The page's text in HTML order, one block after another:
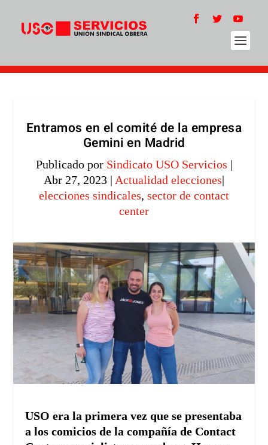
Entramos en el comité de la empresa
Gemini en Madrid
Publicado por Sindicato USO Servicios |
Abr 27, 2023 | Actualidad elecciones|
elecciones sindicales, sector de contact
center
USO era la primera vez que se presentaba
a los comicios de la compañía de Contact